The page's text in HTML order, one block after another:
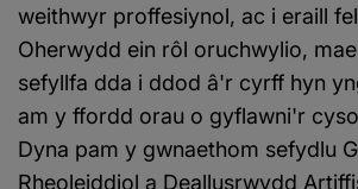
weithwyr proffesiynol, ac i eraill
Oherwydd ein rôl oruchwylio,
sefyllfa dda i ddod â'r cyrff hyn
am y ffordd orau o gyflawni'r
Dyna pam y gwnaethom sefydlu
Rheoleiddiol a Deallusrwydd